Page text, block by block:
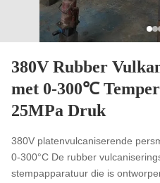
380V Rubber
met 0-300℃
25MPa Druk
380V platenvulcaniserende
0-300°C De rubber
stempapparatuur die is